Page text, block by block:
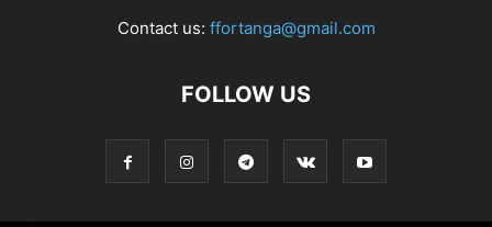
Contact us: ffortanga@gmail.com
FOLLOW US